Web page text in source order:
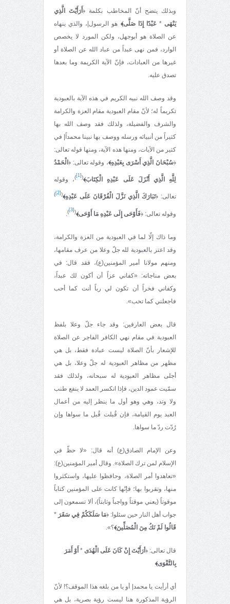
وبذلك يتضح أنّ المخاطب بكلمة ﴿أَرَأَيْتَ الَّذِي
يَنْهَى *عَبْدًا إِذَا صَلَّى﴾ هو الرسول|، والذي ينهاه
عن الصلاة هو أبوجهل، ولكن المورد لا يخصص
الوارد، فمن نهى عبداً من عباد الله عن الصلاة أو
غيرها من العبادات، فإنّ الآية الكريمة وما بعدها
تصدق عليه.
وقد وصف الله نبيه الكريم في هذه الآية بالعبودية
تكريماً له؛ لأنّ مقام العبودية مقام العزة والكرامة
والشرف والفضيلة، ولذلك فقد وصف الله بها
كثيراً من أنبيائه ورسله ووصف بها نبينا محمداً| في
كثير من الآيات، ومنها هذه الآية، ومنها قوله تعالى:
﴿سُبْحَانَ الَّذِي أَسْرَى بِعَبْدِهِ﴾، وقوله تعالى: ﴿الْحَمْدُ
لِلَّهِ الَّذِي أَنْزَلَ عَلَى عَبْدِهِ الْكِتَابَ﴾(
[1]
)، وقوله
تعالى: ﴿تَبَارَكَ الَّذِي نَزَّلَ الْفُرْقَانَ عَلَى عَبْدِهِ﴾(
[2]
)
وقوله تعالى: ﴿فَأَوْحَى إِلَى عَبْدِهِ مَا أَوْحَى﴾(
[3]
)
.
وما ذاك إلّا لما في العبودية من العزة والكرامة،
وقد اعتز بالعبودية لله جلّ وعلا من عرف مقامها،
ومنهم مولانا أمير المؤمنين(ع)، فقد قال: في
بعض مناجاته: «كفاني عزاً أن أكون لك عبداً،
وكفاني فخراً أن تكون لي رباً أنت كما أحب
فاجعلني كما تحب».
قال بعض العارفين: وقد جاء جلّ وعلا بلفظ
العبودية في مقام نهي الكافر الفاجر عن الصلاة
للإشعار بأنّ الصلاة ليست عبادة فقط، بل هي
مظهر من مظاهر العبودية له جلّ وعلا، بل هي
أجلى مظاهر العبودية له سبحانه، ولذلك فقد
سمّيت عمود الدين، فإذا انكسر العمد لا ينفع طنب
ولا وتد، وهي وهو أول ما ينظر إليه من أعمال
العبد يوم القيامة، فإن قُبلت قُبل ما سواها وإن
رُدّت ردّ ما سواها.
وعن الإمام الصادق(ع) أنه قال: «لا حظّ في
الإسلام لمن ترك الصلاة». وقال أمير المؤمنين(ع):
«تعاهدوا أمر الصلاة، وحافظوا عليها، واستكثروا
منها، وتقربوا بها؛ فإنّها كانت على المؤمنين كتاباً
موقوتاً (يعني موقتاً وواجباً وثابتاً)، ألا تسمعون إلى
جواب أهل النار حين سئلوا: ﴿مَا سَلَكَكُمْ فِي سَقَرَ *
قَالُوا لَمْ نَكُ مِنَ الْمُصَلِّينَ﴾؟».
قال تعالى: ﴿أرَأَيْتَ إِنْ كَانَ عَلَى الْهُدَى * أَوْ أَمَرَ
بِالتَّقْوَى﴾
أي أرأيت يا محمد| أو يا من بلغه هذا الموقف؟! لأنّ
الرؤية المذكورة هنا ليست رؤية بصرية، بل هي